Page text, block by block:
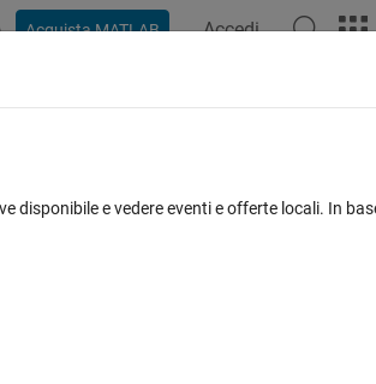
Acquista MATLAB Accedi
disponibile e vedere eventi e offerte locali. In